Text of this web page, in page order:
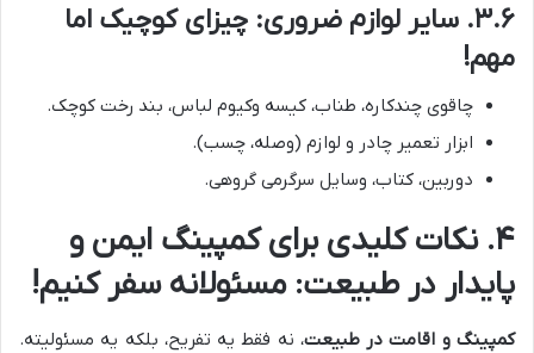
۳.۶. سایر لوازم ضروری: چیزای کوچیک اما
مهم!
چاقوی چندکاره، طناب، کیسه وکیوم لباس، بند رخت کوچک.
ابزار تعمیر چادر و لوازم (وصله، چسب).
دوربین، کتاب، وسایل سرگرمی گروهی.
۴. نکات کلیدی برای کمپینگ ایمن و
پایدار در طبیعت: مسئولانه سفر کنیم!
کمپینگ و اقامت در طبیعت، نه فقط یه تفریح، بلکه یه مسئولیته.